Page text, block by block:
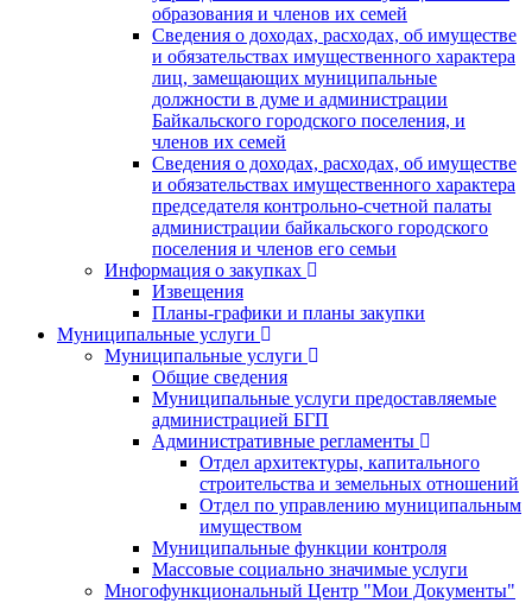
образования и членов их семей
Сведения о доходах, расходах, об имуществе
и обязательствах имущественного характера
лиц, замещающих муниципальные
должности в думе и администрации
Байкальского городского поселения, и
членов их семей
Сведения о доходах, расходах, об имуществе
и обязательствах имущественного характера
председателя контрольно-счетной палаты
администрации байкальского городского
поселения и членов его семьи
Информация о закупках
Извещения
Планы-графики и планы закупки
Муниципальные услуги
Муниципальные услуги
Общие сведения
Муниципальные услуги предоставляемые
администрацией БГП
Административные регламенты
Отдел архитектуры, капитального
строительства и земельных отношений
Отдел по управлению муниципальным
имуществом
Муниципальные функции контроля
Массовые социально значимые услуги
Многофункциональный Центр "Мои Документы"